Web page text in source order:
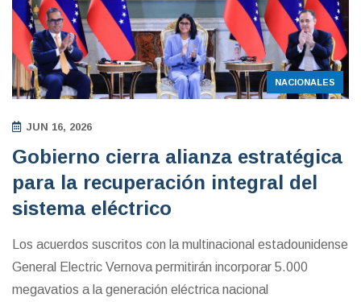
NACIONALES
JUN 16, 2026
Gobierno cierra alianza estratégica
para la recuperación integral del
sistema eléctrico
Los acuerdos suscritos con la multinacional estadounidense
General Electric Vernova permitirán incorporar 5.000
megavatios a la generación eléctrica nacional